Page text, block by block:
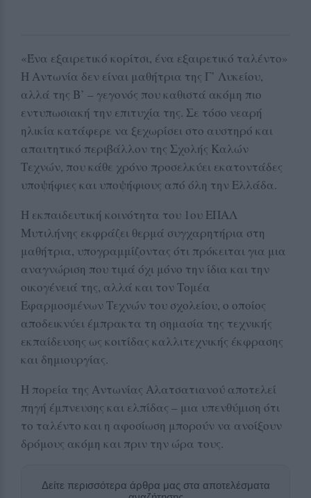
«Ένα εξαιρετικό κορίτσι, ένα εξαιρετικό ταλέντο»
Η Αντωνία δεν είναι μαθήτρια της Γ’ Λυκείου,
αλλά της Β’ – γεγονός που καθιστά ακόμη πιο
εντυπωσιακή την επιτυχία της. Σε τόσο νεαρή
ηλικία κατάφερε να ξεχωρίσει στο αυστηρό και
απαιτητικό περιβάλλον της Σχολής Καλών
Τεχνών, που κάθε χρόνο προσελκύει εκατοντάδες
υποψήφιες και υποψήφιους από όλη την Ελλάδα.
Η εκπαιδευτική κοινότητα του 1ου ΕΠΑΛ
Μυτιλήνης εκφράζει θερμά συγχαρητήρια στη
μαθήτρια, υπογραμμίζοντας ότι πρόκειται για μια
αναγνώριση που τιμά όχι μόνο την ίδια και την
οικογένειά της, αλλά και τον Τομέα
Εφαρμοσμένων Τεχνών του σχολείου, ο οποίος
αποδεικνύει έμπρακτα τη σημασία της τεχνικής
εκπαίδευσης ως κοιτίδας καλλιτεχνικής έκφρασης
και δημιουργίας.
Η πορεία της Αντωνίας Αλατσατιανού αποτελεί
πηγή έμπνευσης και ελπίδας – μια υπενθύμιση ότι
το ταλέντο και η αφοσίωση μπορούν να ανοίξουν
δρόμους ακόμη και πριν την ώρα τους.
Δείτε περισσότερα άρθρα μας στα αποτελέσματα